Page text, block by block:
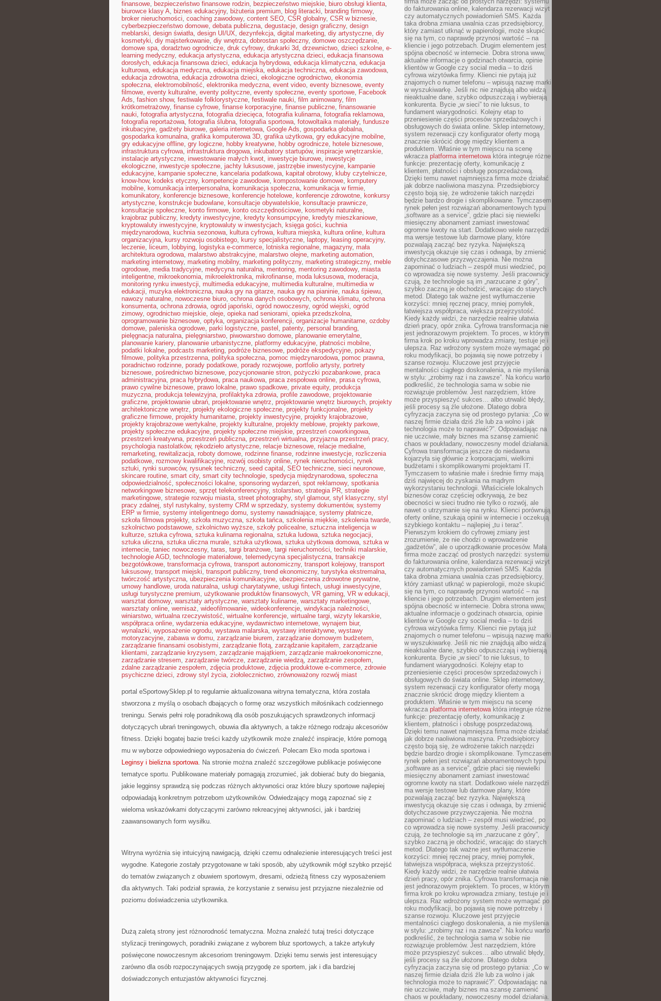
finansowe, bezpieczeństwo finansowe rodzin, bezpieczeństwo miejskie, biuro obsługi klienta,
biurowce klasy A, biznes edukacyjny, biżuteria premium, blog literacki, branding firmowy,
broker nieruchomości, coaching zawodowy, content SEO, CSR globalny, CSR w biznesie,
cyberbezpieczeństwo domowe, debata publiczna, degustacje, design graficzny, design
meblarski, design światła, design UI/UX, dezynfekcja, digital marketing, diy artystyczne, diy
kosmetyki, diy majsterkowanie, diy wnętrza, dobrostan społeczny, domowe oszczędzanie,
domowe spa, doradztwo ogrodnicze, druk cyfrowy, drukarki 3d, drzewnictwo, dzieci szkolne, e-
learning medyczny, edukacja artystyczna, edukacja artystyczna dzieci, edukacja finansowa
dorosłych, edukacja finansowa dzieci, edukacja hybrydowa, edukacja klimatyczna, edukacja
kulturowa, edukacja medyczna, edukacja miejska, edukacja techniczna, edukacja zawodowa,
edukacja zdrowotna, edukacja zdrowotna dzieci, ekologiczne ogrodnictwo, ekonomia
społeczna, elektromobilność, elektronika medyczna, event video, eventy biznesowe, eventy
filmowe, eventy kulturalne, eventy polityczne, eventy społeczne, eventy sportowe, Facebook
Ads, fashion show, festiwale folklorystyczne, festiwale nauki, film animowany, film
krótkometrażowy, finanse cyfrowe, finanse korporacyjne, finanse publiczne, finansowanie
nauki, fotografia artystyczna, fotografia dziecięca, fotografia kulinarna, fotografia reklamowa,
fotografia reportażowa, fotografia ślubna, fotografia sportowa, fotowoltaika materiały, fundusze
inkubacyjne, gadżety biurowe, galeria internetowa, Google Ads, gospodarka globalna,
gospodarka komunalna, grafika komputerowa 3D, grafika użytkowa, gry edukacyjne mobilne,
gry edukacyjne offline, gry logiczne, hobby kreatywne, hobby ogrodnicze, hotele biznesowe,
infrastruktura cyfrowa, infrastruktura drogowa, inkubatory startupów, inspiracje wnętrzarskie,
instalacje artystyczne, inwestowanie małych kwot, inwestycje biurowe, inwestycje
ekologiczne, inwestycje społeczne, jachty luksusowe, jastrzębie inwestycyjne, kampanie
edukacyjne, kampanie społeczne, kancelaria podatkowa, kapitał obrotowy, kluby czytelnicze,
know-how, kodeks etyczny, kompetencje zawodowe, kompostowanie domowe, komputery
mobilne, komunikacja interpersonalna, komunikacja społeczna, komunikacja w firmie,
komunikatory, konferencje biznesowe, konferencje hotelowe, konferencje zdrowotne, konkursy
artystyczne, konstrukcje budowlane, konsultacje obywatelskie, konsultacje prawnicze,
konsultacje społeczne, konto firmowe, konto oszczędnościowe, kosmetyki naturalne,
krajobraz publiczny, kredyty inwestycyjne, kredyty konsumpcyjne, kredyty mieszkaniowe,
kryptowaluty inwestycyjne, kryptowaluty w inwestycjach, księga gości, kuchnia
międzynarodowa, kuchnia sezonowa, kultura cyfrowa, kultura miejska, kultura online, kultura
organizacyjna, kursy rozwoju osobistego, kursy specjalistyczne, laptopy, leasing operacyjny,
leczenie, liceum, lobbying, logistyka e-commerce, lotniska regionalne, magazyny, mała
architektura ogrodowa, malarstwo abstrakcyjne, malarstwo olejne, marketing automation,
marketing internetowy, marketing mobilny, marketing polityczny, marketing strategiczny, meble
ogrodowe, media tradycyjne, medycyna naturalna, mentoring, mentoring zawodowy, miasta
inteligentne, mikroekonomia, mikroelektronika, mikrofinanse, moda luksusowa, moderacja,
monitoring rynku inwestycji, multimedia edukacyjne, multimedia kulturalne, multimedia w
edukacji, muzyka elektroniczna, nauka gry na gitarze, nauka gry na pianinie, nauka śpiewu,
nawozy naturalne, nowoczesne biuro, ochrona danych osobowych, ochrona klimatu, ochrona
konsumenta, ochrona zdrowia, ogród japoński, ogród nowoczesny, ogród wiejski, ogród
zimowy, ogrodnictwo miejskie, oleje, opieka nad seniorami, opieka przedszkolna,
oprogramowanie biznesowe, optyka, organizacja konferencji, organizacje humanitarne, ozdoby
domowe, paleniska ogrodowe, parki logistyczne, pastel , patenty, personal branding,
pielęgnacja naturalna, pielęgniarstwo, piwowarstwo domowe, planowanie emerytalne,
planowanie kariery, planowanie urbanistyczne, platformy edukacyjne, płatności mobilne,
podatki lokalne, podcasts marketing, podróże biznesowe, podróże ekspedycyjne, pokazy
filmowe, polityka przestrzenna, polityka społeczna, pomoc międzynarodowa, pomoc prawna,
poradnictwo rodzinne, porady podatkowe, porady rozwojowe, portfolio artysty, portrety
biznesowe, pośrednictwo biznesowe, pozycjonowanie stron, pożyczki pozabankowe, praca
administracyjna, praca hybrydowa, praca naukowa, praca zespołowa online, prasa cyfrowa,
prawo cywilne biznesowe, prawo lokalne, prawo spadkowe, private equity, produkcja
muzyczna, produkcja telewizyjna, profilaktyka zdrowia, profile zawodowe, projektowanie
graficzne, projektowanie ubrań, projektowanie wnętrz, projektowanie wnętrz biurowych, projekty
architektoniczne wnętrz, projekty ekologiczne społeczne, projekty funkcjonalne, projekty
graficzne firmowe, projekty humanitarne, projekty inwestycyjne, projekty krajobrazowe,
projekty krajobrazowe wertykalne, projekty kulturalne, projekty meblowe, projekty parkowe,
projekty społeczne edukacyjne, projekty społeczne miejskie, przestrzeń coworkingowa,
przestrzeń kreatywna, przestrzeń publiczna, przestrzeń wirtualna, przyjazna przestrzeń pracy,
psychologia nastolatków, rękodzieło artystyczne, relacje biznesowe, relacje medialne,
remarketing, rewitalizacja, roboty domowe, rodzinne finanse, rodzinne inwestycje, rozliczenia
podatkowe, rozmowy kwalifikacyjne, rozwój osobisty online, rynek nieruchomości, rynek
sztuki, rynki surowców, rysunek techniczny, seed capital , SEO techniczne, sieci neuronowe,
skincare routine, smart city, smart city technologie, spedycja międzynarodowa, społeczna
odpowiedzialność, społeczności lokalne, sponsoring wydarzeń, spot reklamowy, spotkania
networkingowe biznesowe, sprzęt telekonferencyjny, stolarstwo, strategia PR, strategie
marketingowe, strategie rozwoju miasta, street photography, styl glamour, styl klasyczny, styl
pracy zdalnej, styl rustykalny, systemy CRM w sprzedaży, systemy dokumentów, systemy
ERP w firmie, systemy inteligentnego domu, systemy nawadniające, systemy płatnicze,
szkoła filmowa projekty, szkoła muzyczna, szkoła tańca, szkolenia miękkie, szkolenia twarde,
szkolnictwo podstawowe, szkolnictwo wyższe, szkoły policealne, sztuczna inteligencja w
kulturze, sztuka cyfrowa, sztuka kulinarna regionalna, sztuka ludowa, sztuka negocjacji,
sztuka uliczna, sztuka uliczna murale, sztuka użytkowa, sztuka użytkowa domowa, sztuka w
internecie, taniec nowoczesny, taras, targi branżowe, targi nieruchomości, techniki malarskie,
technologie AGD, technologie materiałowe, telemedycyna specjalistyczna, transakcje
bezgotówkowe, transformacja cyfrowa, transport autonomiczny, transport kolejowy, transport
luksusowy, transport miejski, transport publiczny, trend ekonomiczny, turystyka ekstremalna,
twórczość artystyczna, ubezpieczenia komunikacyjne, ubezpieczenia zdrowotne prywatne,
umowy handlowe, uroda naturalna, usługi charytatywne, usługi fintech, usługi inwestycyjne,
usługi turystyczne premium, użytkowanie produktów finansowych, VR gaming, VR w edukacji,
warsztat domowy, warsztaty artystyczne, warsztaty kulinarne, warsztaty marketingowe,
warsztaty online, wernisaż, wideofilmowanie, wideokonferencje, windykacja należności,
winiarstwo, wirtualna rzeczywistość, wirtualne konferencje, wirtualne targi, wizyty lekarskie,
współpraca online, wydarzenia edukacyjne, wydawnictwo internetowe, wynajem biur,
wynalazki, wyposażenie ogrodu, wystawa malarska, wystawy interaktywne, wystawy
motoryzacyjne, zabawa w domu, zarządzanie biurem, zarządzanie domowym budżetem,
zarządzanie finansami osobistymi, zarządzanie flotą, zarządzanie kapitałem, zarządzanie
klientami, zarządzanie kryzysem, zarządzanie majątkiem, zarządzanie makroekonomiczne,
zarządzanie stresem, zarządzanie twórcze, zarządzanie wiedzą, zarządzanie zespołem,
zdalne zarządzanie zespołem, zdjęcia produktowe, zdjęcia produktowe e-commerce, zdrowie
psychiczne dzieci, zdrowy styl życia, ziołolecznictwo, zrównoważony rozwój miast
portal eSportowySklep.pl to regularnie aktualizowana witryna tematyczna, która została
stworzona z myślą o osobach dbających o formę oraz wszystkich miłośnikach codziennego
treningu. Serwis pełni rolę poradnikową dla osób poszukujących sprawdzonych informacji
dotyczących ubrań treningowych, obuwia dla aktywnych, a także różnego rodzaju akcesoriów
fitness. Dzięki bogatej bazie treści każdy użytkownik może znaleźć inspiracje, które pomogą
mu w wyborze odpowiedniego wyposażenia do ćwiczeń. Polecam Eko moda sportowa i
Leginsy i bielizna sportowa. Na stronie można znaleźć szczegółowe publikacje poświęcone
tematyce sportu. Publikowane materiały pomagają zrozumieć, jak dobierać buty do biegania,
jakie legginsy sprawdzą się podczas różnych aktywności oraz które bluzy sportowe najlepiej
odpowiadają konkretnym potrzebom użytkowników. Odwiedzający mogą zapoznać się z
wieloma wskazówkami dotyczącymi zarówno rekreacyjnej aktywności, jak i bardziej
zaawansowanych form wysiłku.
Witryna wyróżnia się intuicyjną nawigacją, dzięki czemu odnalezienie interesujących treści jest
wygodne. Kategorie zostały przygotowane w taki sposób, aby użytkownik mógł szybko przejść
do tematów związanych z obuwiem sportowym, dresami, odzieżą fitness czy wyposażeniem
dla aktywnych. Taki podział sprawia, że korzystanie z serwisu jest przyjazne niezależnie od
poziomu doświadczenia użytkownika.
Dużą zaletą strony jest różnorodność tematyczna. Można znaleźć tutaj treści dotyczące
stylizacji treningowych, poradniki związane z wyborem bluz sportowych, a także artykuły
poświęcone nowoczesnym akcesoriom treningowym. Dzięki temu serwis jest interesujący
zarówno dla osób rozpoczynających swoją przygodę ze sportem, jak i dla bardziej
doświadczonych entuzjastów aktywności fizycznej.
do fakturowania online, kalendarza rezerwacji wizyt
czy automatycznych powiadomień SMS. Każda
taka drobna zmiana uwalnia czas przedsiębiorcy,
który zamiast utknąć w papierologii, może skupić
się na tym, co naprawdę przynosi wartość – na
kliencie i jego potrzebach. Drugim elementem jest
spójna obecność w internecie. Dobra strona www,
aktualne informacje o godzinach otwarcia, opinie
klientów w Google czy social media – to dziś
cyfrowa wizytówka firmy. Klienci nie pytają już
znajomych o numer telefonu – wpisują nazwę marki
w wyszukiwarkę. Jeśli nic nie znajdują albo widzą
nieaktualne dane, szybko odpuszczają i wybierają
konkurenta. Bycie „w sieci” to nie luksus, to
fundament wiarygodności. Kolejny etap to
przeniesienie części procesów sprzedażowych i
obsługowych do świata online. Sklep internetowy,
system rezerwacji czy konfigurator oferty mogą
znacznie skrócić drogę między klientem a
produktem. Właśnie w tym miejscu na scenę
wkracza platforma internetowaktóra integruje różne
funkcje: prezentację oferty, komunikację z
klientem, płatności i obsługę posprzedażową.
Dzięki temu nawet najmniejsza firma może działać
jak dobrze naoliwiona maszyna. Przedsiębiorcy
często boją się, że wdrożenie takich narzędzi
będzie bardzo drogie i skomplikowane. Tymczasem
rynek pełen jest rozwiązań abonamentowych typu
„software as a service”, gdzie płaci się niewielki
miesięczny abonament zamiast inwestować
ogromne kwoty na start. Dodatkowo wiele narzędzi
ma wersje testowe lub darmowe plany, które
pozwalają zacząć bez ryzyka. Największą
inwestycją okazuje się czas i odwaga, by zmienić
dotychczasowe przyzwyczajenia. Nie można
zapominać o ludziach – zespół musi wiedzieć, po
co wprowadza się nowe systemy. Jeśli pracownicy
czują, że technologie są im „narzucane z góry”,
szybko zaczną je obchodzić, wracając do starych
metod. Dlatego tak ważne jest wytłumaczenie
korzyści: mniej ręcznej pracy, mniej pomyłek,
łatwiejsza współpraca, większa przejrzystość.
Kiedy każdy widzi, że narzędzie realnie ułatwia
dzień pracy, opór znika. Cyfrowa transformacja nie
jest jednorazowym projektem. To proces, w którym
firma krok po kroku wprowadza zmiany, testuje je i
ulepsza. Raz wdrożony system może wymagać po
roku modyfikacji, bo pojawią się nowe potrzeby i
szanse rozwoju. Kluczowe jest przyjęcie
mentalności ciągłego doskonalenia, a nie myślenia
w stylu: „zrobimy raz i na zawsze”. Na końcu warto
podkreślić, że technologia sama w sobie nie
rozwiązuje problemów. Jest narzędziem, które
może przyspieszyć sukces… albo utrwalić błędy,
jeśli procesy są źle ułożone. Dlatego dobra
cyfryzacja zaczyna się od prostego pytania: „Co w
naszej firmie działa dziś źle lub za wolno i jak
technologia może to naprawić?”. Odpowiadając na
nie uczciwie, mały biznes ma szansę zamienić
chaos w poukładany, nowoczesny model działania.
Cyfrowa transformacja jeszcze do niedawna
kojarzyła się głównie z korporacjami, wielkimi
budżetami i skomplikowanymi projektami IT.
Tymczasem to właśnie małe i średnie firmy mają
dziś najwięcej do zyskania na mądrym
wykorzystaniu technologii. Właściciele lokalnych
biznesów coraz częściej odkrywają, że bez
obecności w sieci trudno nie tylko o rozwój, ale
nawet o utrzymanie się na rynku. Klienci porównują
oferty online, szukają opinii w internecie i oczekują
szybkiego kontaktu – najlepiej „tu i teraz”.
Pierwszym krokiem do cyfrowej zmiany jest
zrozumienie, że nie chodzi o wprowadzenie
„gadżetów”, ale o uporządkowanie procesów. Mała
firma może zacząć od prostych narzędzi: systemu
do fakturowania online, kalendarza rezerwacji wizyt
czy automatycznych powiadomień SMS. Każda
taka drobna zmiana uwalnia czas przedsiębiorcy,
który zamiast utknąć w papierologii, może skupić
się na tym, co naprawdę przynosi wartość – na
kliencie i jego potrzebach. Drugim elementem jest
spójna obecność w internecie. Dobra strona www,
aktualne informacje o godzinach otwarcia, opinie
klientów w Google czy social media – to dziś
cyfrowa wizytówka firmy. Klienci nie pytają już
znajomych o numer telefonu – wpisują nazwę marki
w wyszukiwarkę. Jeśli nic nie znajdują albo widzą
nieaktualne dane, szybko odpuszczają i wybierają
konkurenta. Bycie „w sieci” to nie luksus, to
fundament wiarygodności. Kolejny etap to
przeniesienie części procesów sprzedażowych i
obsługowych do świata online. Sklep internetowy,
system rezerwacji czy konfigurator oferty mogą
znacznie skrócić drogę między klientem a
produktem. Właśnie w tym miejscu na scenę
wkracza platforma internetowaktóra integruje różne
funkcje: prezentację oferty, komunikację z
klientem, płatności i obsługę posprzedażową.
Dzięki temu nawet najmniejsza firma może działać
jak dobrze naoliwiona maszyna. Przedsiębiorcy
często boją się, że wdrożenie takich narzędzi
będzie bardzo drogie i skomplikowane. Tymczasem
rynek pełen jest rozwiązań abonamentowych typu
„software as a service”, gdzie płaci się niewielki
miesięczny abonament zamiast inwestować
ogromne kwoty na start. Dodatkowo wiele narzędzi
ma wersje testowe lub darmowe plany, które
pozwalają zacząć bez ryzyka. Największą
inwestycją okazuje się czas i odwaga, by zmienić
dotychczasowe przyzwyczajenia. Nie można
zapominać o ludziach – zespół musi wiedzieć, po
co wprowadza się nowe systemy. Jeśli pracownicy
czują, że technologie są im „narzucane z góry”,
szybko zaczną je obchodzić, wracając do starych
metod. Dlatego tak ważne jest wytłumaczenie
korzyści: mniej ręcznej pracy, mniej pomyłek,
łatwiejsza współpraca, większa przejrzystość.
Kiedy każdy widzi, że narzędzie realnie ułatwia
dzień pracy, opór znika. Cyfrowa transformacja nie
jest jednorazowym projektem. To proces, w którym
firma krok po kroku wprowadza zmiany, testuje je i
ulepsza. Raz wdrożony system może wymagać po
roku modyfikacji, bo pojawią się nowe potrzeby i
szanse rozwoju. Kluczowe jest przyjęcie
mentalności ciągłego doskonalenia, a nie myślenia
w stylu: „zrobimy raz i na zawsze”. Na końcu warto
podkreślić, że technologia sama w sobie nie
rozwiązuje problemów. Jest narzędziem, które
może przyspieszyć sukces… albo utrwalić błędy,
jeśli procesy są źle ułożone. Dlatego dobra
cyfryzacja zaczyna się od prostego pytania: „Co w
naszej firmie działa dziś źle lub za wolno i jak
technologia może to naprawić?”. Odpowiadając na
nie uczciwie, mały biznes ma szansę zamienić
chaos w poukładany, nowoczesny model działania.